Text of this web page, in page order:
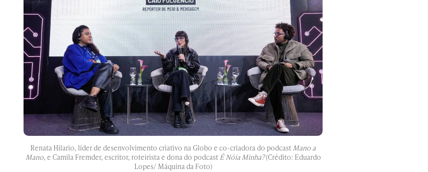
Renata Hilario, líder de desenvolvimento criativo na Globo e co-criadora do podcast Mano a
Mano, e Camila Fremder, escritor, roteirista e dona do podcast É Nóia Minha?(Crédito: Eduardo
Lopes/ Máquina da Foto)